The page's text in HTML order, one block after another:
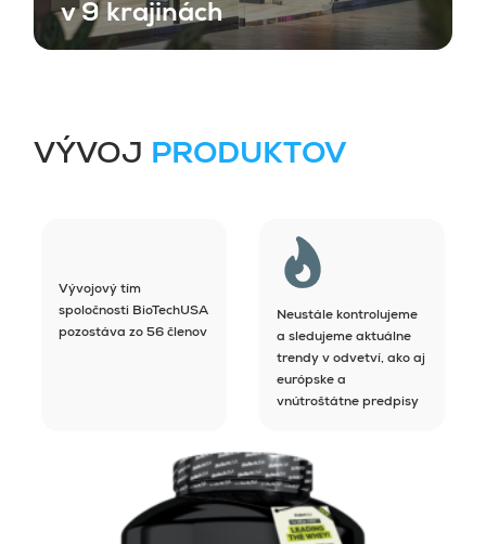
v 9 krajinách
VÝVOJ PRODUKTOV
Vývojový tím
spoločnosti BioTechUSA
pozostáva zo 56 členov
Neustále kontrolujeme
a sledujeme aktuálne
trendy v odvetví, ako aj
európske a
vnútroštátne predpisy